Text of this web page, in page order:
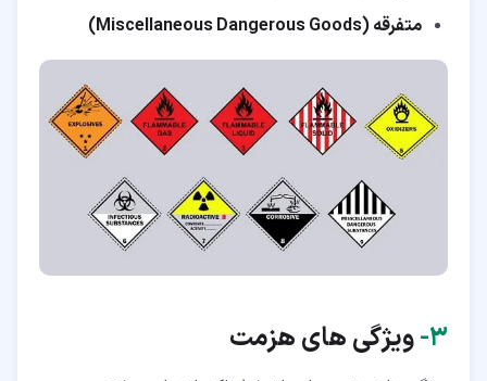
متفرقه (Miscellaneous Dangerous Goods)
۳‏- ویژگی های هزمت